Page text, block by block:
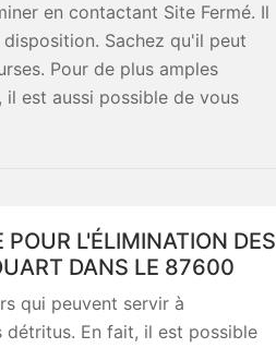
en contactant Site Fermé. Il
Sachez qu'il peut
Pour de plus amples
est aussi possible de vous
L'ÉLIMINATION DES
DANS LE 87600
qui peuvent servir à
En fait, il est possible